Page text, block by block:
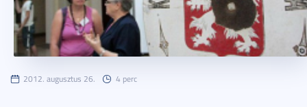
2012. augusztus 26. 4 perc